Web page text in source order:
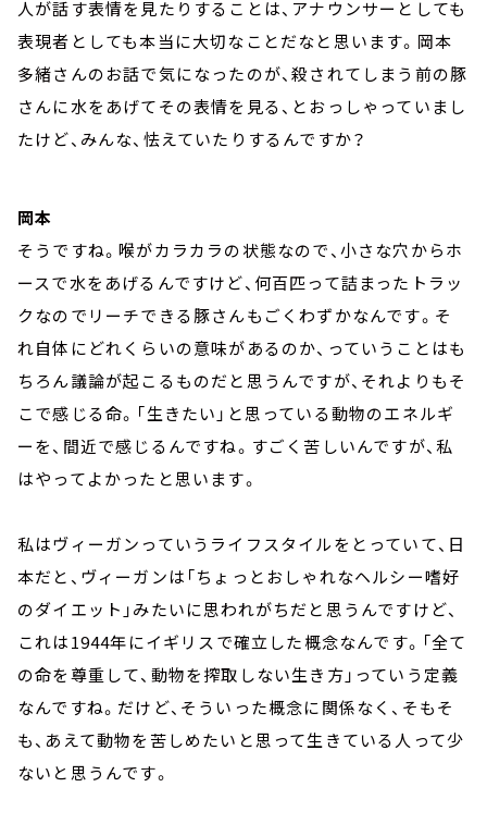
人が話す表情を見たりすることは、アナウンサーとしても
表現者としても本当に大切なことだなと思います。岡本
多緒さんのお話で気になったのが、殺されてしまう前の豚
さんに水をあげてその表情を見る、とおっしゃっていまし
たけど、みんな、怯えていたりするんですか？
岡本
そうですね。喉がカラカラの状態なので、小さな穴からホ
ースで水をあげるんですけど、何百匹って詰まったトラッ
クなのでリーチできる豚さんもごくわずかなんです。そ
れ自体にどれくらいの意味があるのか、っていうことはも
ちろん議論が起こるものだと思うんですが、それよりもそ
こで感じる命。「生きたい」と思っている動物のエネルギ
ーを、間近で感じるんですね。すごく苦しいんですが、私
はやってよかったと思います。
私はヴィーガンっていうライフスタイルをとっていて、日
本だと、ヴィーガンは「ちょっとおしゃれなヘルシー嗜好
のダイエット」みたいに思われがちだと思うんですけど、
これは1944年にイギリスで確立した概念なんです。「全て
の命を尊重して、動物を搾取しない生き方」っていう定義
なんですね。だけど、そういった概念に関係なく、そもそ
も、あえて動物を苦しめたいと思って生きている人って少
ないと思うんです。